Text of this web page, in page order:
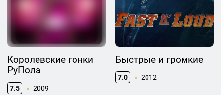
Королевские гонки
РуПола
7.5 2009
Быстрые и громкие
7.0 2012